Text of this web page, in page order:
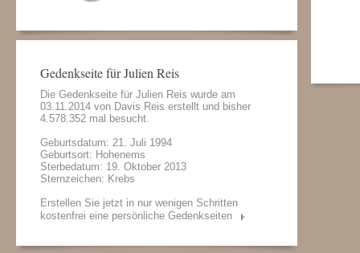
Gedenkseite für Julien Reis
Die Gedenkseite für Julien Reis wurde am
03.11.2014 von Davis Reis erstellt und bisher
4.578.352 mal besucht.
Geburtsdatum: 21. Juli 1994
Geburtsort: Hohenems
Sterbedatum: 19. Oktober 2013
Sternzeichen: Krebs
Erstellen Sie jetzt in nur wenigen Schritten
kostenfrei eine persönliche Gedenkseiten